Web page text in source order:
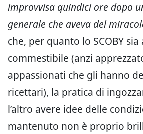
improvvisa quindici ore dopo
generale che aveva del
che, per quanto lo SCOBY
commestibile (anzi
appassionati che gli hanno
ricettari), la pratica di
l’altro avere idee delle
mantenuto non è proprio